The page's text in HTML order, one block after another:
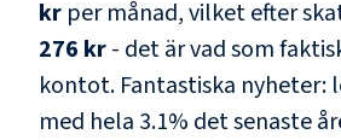
kr per månad, vilket efter
276 kr- det är vad som
kontot. Fantastiska nyheter:
med hela 3.1% det senaste